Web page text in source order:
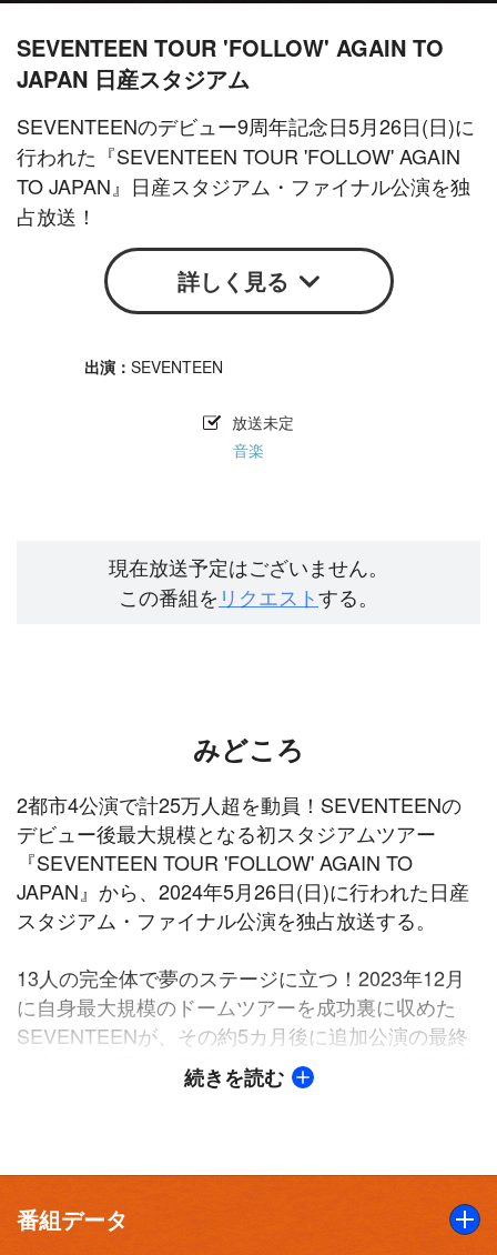
SEVENTEEN TOUR 'FOLLOW' AGAIN TO
JAPAN 日産スタジアム
SEVENTEENのデビュー9周年記念日5月26日(日)に
行われた『SEVENTEEN TOUR 'FOLLOW' AGAIN
TO JAPAN』日産スタジアム・ファイナル公演を独
占放送！
詳しく見る
SEVENTEEN
放送未定
音楽
現在放送予定はございません。
この番組を リクエストする。
みどころ
2都市4公演で計25万人超を動員！SEVENTEENの
デビュー後最大規模となる初スタジアムツアー
『SEVENTEEN TOUR 'FOLLOW' AGAIN TO
JAPAN』から、2024年5月26日(日)に行われた日産
スタジアム・ファイナル公演を独占放送する。
13人の完全体で夢のステージに立つ！2023年12月
に自身最大規模のドームツアーを成功裏に収めた
SEVENTEENが、その約5カ月後に追加公演の最終
地点として選んだ場所が、SEVENTEEN史上最大規
模の会場となる “日産スタジアム”である。海外アー
4000人が集結した。特にファイナル公演の26日は
デビュー9周年の記念日であり、この特別な日に夢
であった日産スタジアムにメンバー全員で立てたこ
続きを読む
番組データ